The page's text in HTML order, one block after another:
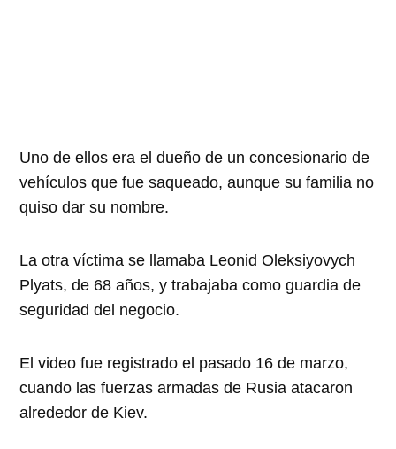
Uno de ellos era el dueño de un concesionario de
vehículos que fue saqueado, aunque su familia no
quiso dar su nombre.
La otra víctima se llamaba Leonid Oleksiyovych
Plyats, de 68 años, y trabajaba como guardia de
seguridad del negocio.
El video fue registrado el pasado 16 de marzo,
cuando las fuerzas armadas de Rusia atacaron
alrededor de Kiev.